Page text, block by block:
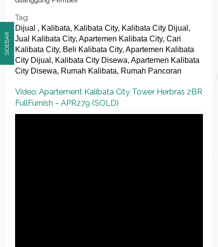
Tag:
Dijual , Kalibata, Kalibata City, Kalibata City Dijual,
Jual Kalibata City, Apartemen Kalibata City, Cari
Kalibata City, Beli Kalibata City, Apartemen Kalibata
City Dijual, Kalibata City Disewa, Apartemen Kalibata
City Disewa, Rumah Kalibata, Rumah Pancoran
Video: Apartement Kalibata City Tower Herbras 2BR
FullFurnish – APR279 (SOLD)
SIDEBAR